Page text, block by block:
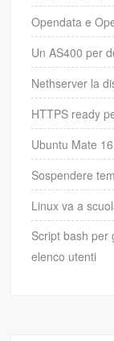
Opendata e
Un AS400 per
Nethserver la
HTTPS ready
Ubuntu Mate
Sospendere
Linux va a
Script bash per
elenco utenti